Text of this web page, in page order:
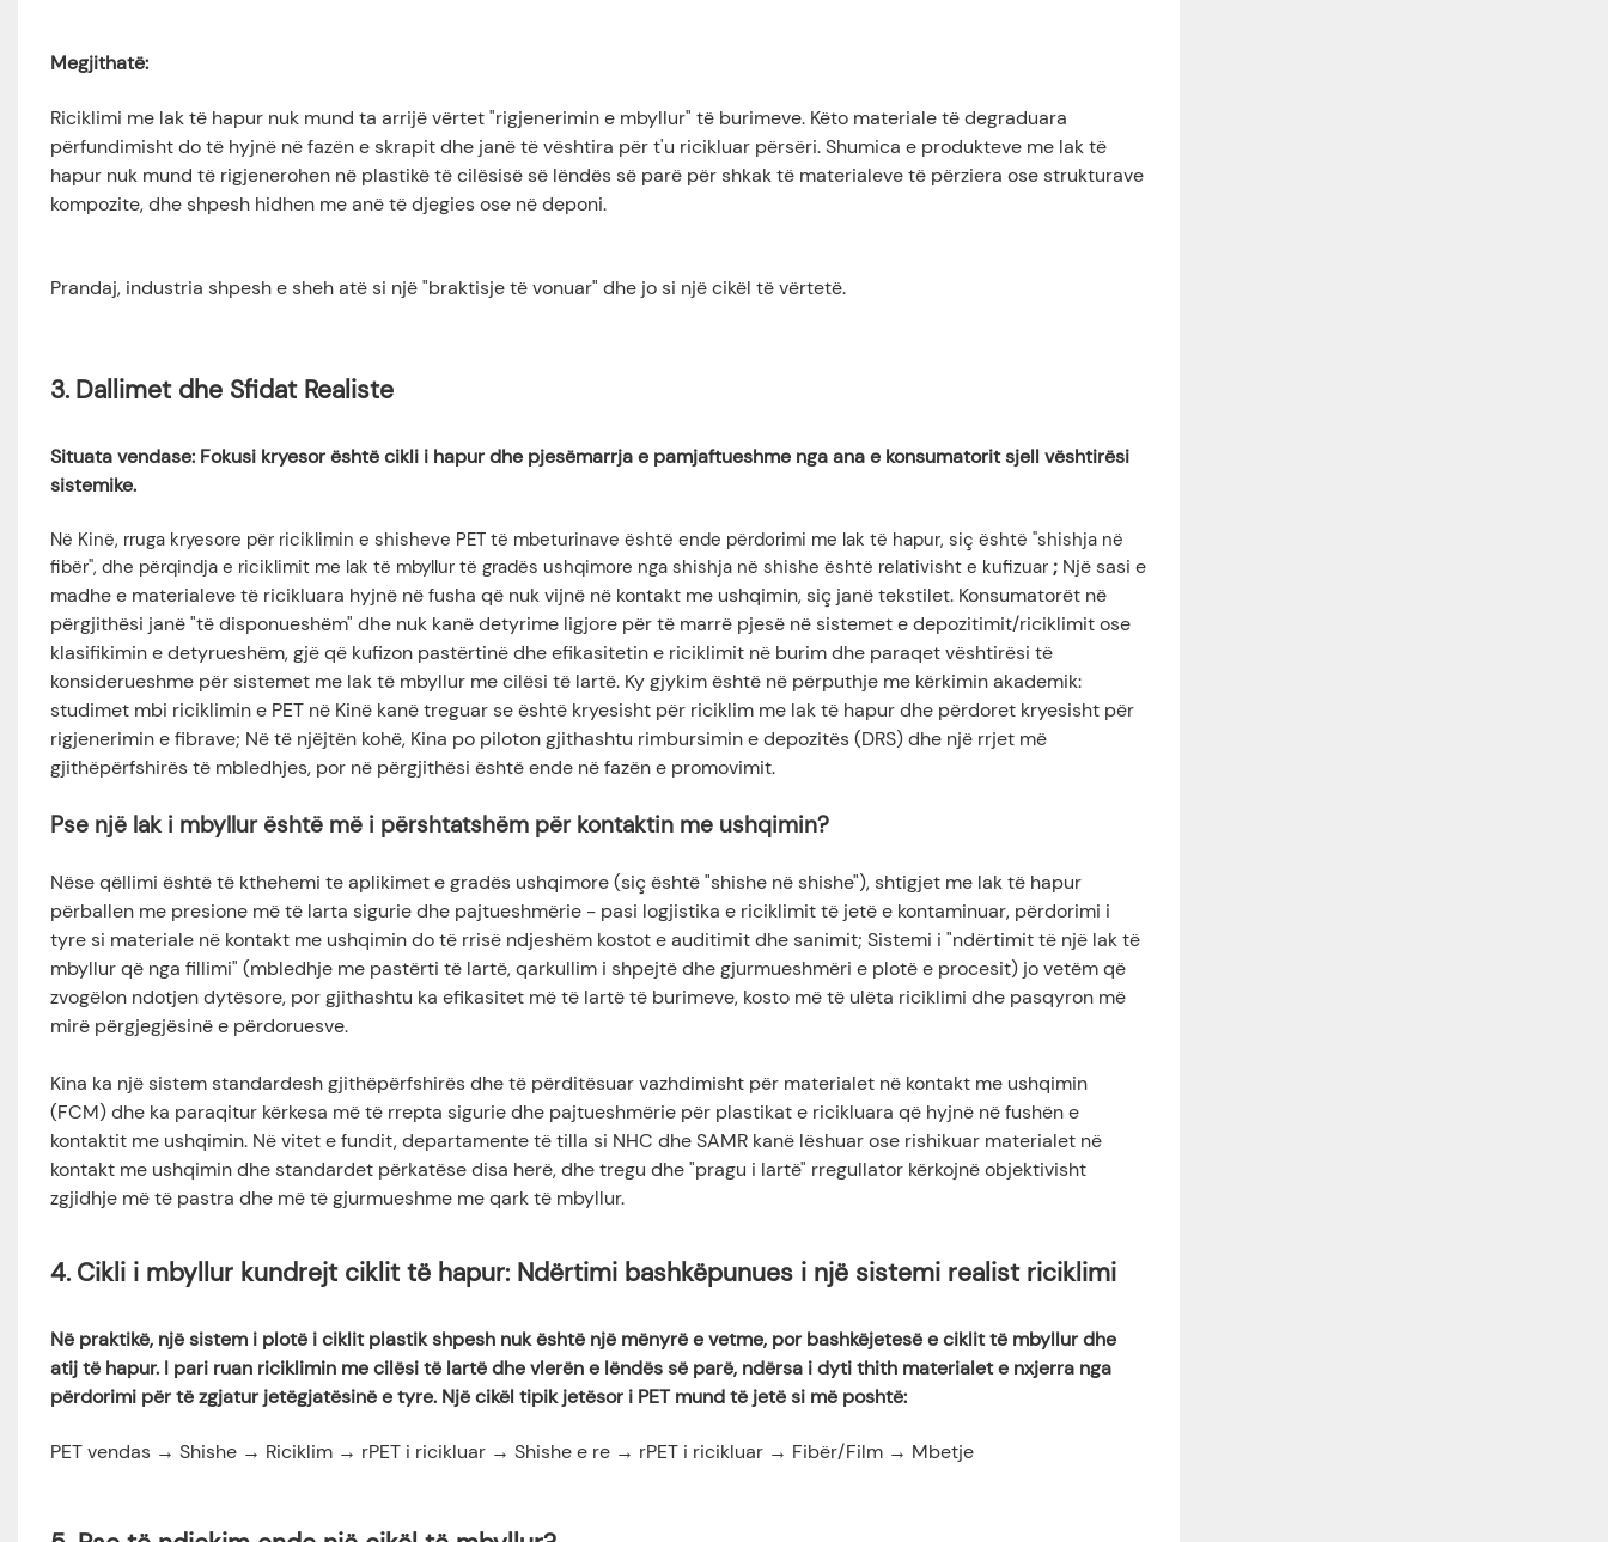
Megjithatë:
Riciklimi me lak të hapur nuk mund ta arrijë vërtet "rigjenerimin e mbyllur" të burimeve. Këto materiale të degraduara
përfundimisht do të hyjnë në fazën e skrapit dhe janë të vështira për t'u ricikluar përsëri. Shumica e produkteve me lak të
hapur nuk mund të rigjenerohen në plastikë të cilësisë së lëndës së parë për shkak të materialeve të përziera ose strukturave
kompozite, dhe shpesh hidhen me anë të djegies ose në deponi.
Prandaj, industria shpesh e sheh atë si një "braktisje të vonuar" dhe jo si një cikël të vërtetë.
3. Dallimet dhe Sfidat Realiste
Situata vendase: Fokusi kryesor është cikli i hapur dhe pjesëmarrja e pamjaftueshme nga ana e konsumatorit sjell vështirësi
sistemike.
Në Kinë, rruga kryesore për riciklimin e shisheve PET të mbeturinave është ende përdorimi me lak të hapur, siç është "shishja në
fibër", dhe përqindja e riciklimit me lak të mbyllur të gradës ushqimore nga shishja në shishe është relativisht e kufizuar ; Një sasi e
madhe e materialeve të ricikluara hyjnë në fusha që nuk vijnë në kontakt me ushqimin, siç janë tekstilet. Konsumatorët në
përgjithësi janë "të disponueshëm" dhe nuk kanë detyrime ligjore për të marrë pjesë në sistemet e depozitimit/riciklimit ose
klasifikimin e detyrueshëm, gjë që kufizon pastërtinë dhe efikasitetin e riciklimit në burim dhe paraqet vështirësi të
konsiderueshme për sistemet me lak të mbyllur me cilësi të lartë. Ky gjykim është në përputhje me kërkimin akademik:
studimet mbi riciklimin e PET në Kinë kanë treguar se është kryesisht për riciklim me lak të hapur dhe përdoret kryesisht për
rigjenerimin e fibrave; Në të njëjtën kohë, Kina po piloton gjithashtu rimbursimin e depozitës (DRS) dhe një rrjet më
gjithëpërfshirës të mbledhjes, por në përgjithësi është ende në fazën e promovimit.
Pse një lak i mbyllur është më i përshtatshëm për kontaktin me ushqimin?
Nëse qëllimi është të kthehemi te aplikimet e gradës ushqimore (siç është "shishe në shishe"), shtigjet me lak të hapur
përballen me presione më të larta sigurie dhe pajtueshmërie - pasi logjistika e riciklimit të jetë e kontaminuar, përdorimi i
tyre si materiale në kontakt me ushqimin do të rrisë ndjeshëm kostot e auditimit dhe sanimit; Sistemi i "ndërtimit të një lak të
mbyllur që nga fillimi" (mbledhje me pastërti të lartë, qarkullim i shpejtë dhe gjurmueshmëri e plotë e procesit) jo vetëm që
zvogëlon ndotjen dytësore, por gjithashtu ka efikasitet më të lartë të burimeve, kosto më të ulëta riciklimi dhe pasqyron më
mirë përgjegjësinë e përdoruesve.
Kina ka një sistem standardesh gjithëpërfshirës dhe të përditësuar vazhdimisht për materialet në kontakt me ushqimin
(FCM) dhe ka paraqitur kërkesa më të rrepta sigurie dhe pajtueshmërie për plastikat e ricikluara që hyjnë në fushën e
kontaktit me ushqimin. Në vitet e fundit, departamente të tilla si NHC dhe SAMR kanë lëshuar ose rishikuar materialet në
kontakt me ushqimin dhe standardet përkatëse disa herë, dhe tregu dhe "pragu i lartë" rregullator kërkojnë objektivisht
zgjidhje më të pastra dhe më të gjurmueshme me qark të mbyllur.
4. Cikli i mbyllur kundrejt ciklit të hapur: Ndërtimi bashkëpunues i një sistemi realist riciklimi
Në praktikë, një sistem i plotë i ciklit plastik shpesh nuk është një mënyrë e vetme, por bashkëjetesë e ciklit të mbyllur dhe
atij të hapur. I pari ruan riciklimin me cilësi të lartë dhe vlerën e lëndës së parë, ndërsa i dyti thith materialet e nxjerra nga
përdorimi për të zgjatur jetëgjatësinë e tyre. Një cikël tipik jetësor i PET mund të jetë si më poshtë:
PET vendas → Shishe → Riciklim → rPET i ricikluar → Shishe e re → rPET i ricikluar → Fibër/Film → Mbetje